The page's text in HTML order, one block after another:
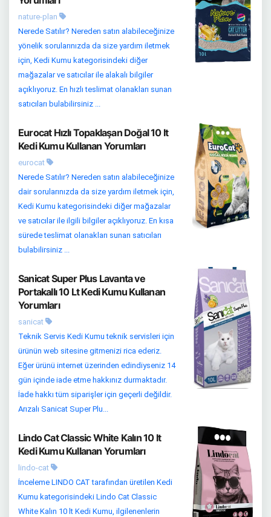
nature-plan
Nerede Satılır? Nereden satın alabileceğinize
yönelik sorularınızda da size yardım iletmek
için, Kedi Kumu kategorisindeki diğer
mağazalar ve satıcılar ile alakalı bilgiler
açıklıyoruz. En hızlı teslimat olanakları sunan
satıcıları bulabilirsiniz ...
Eurocat Hızlı Topaklaşan Doğal 10 lt
Kedi Kumu Kullanan Yorumları
eurocat
Nerede Satılır? Nereden satın alabileceğinize
dair sorularınızda da size yardım iletmek için,
Kedi Kumu kategorisindeki diğer mağazalar
ve satıcılar ile ilgili bilgiler açıklıyoruz. En kısa
sürede teslimat olanakları sunan satıcıları
bulabilirsiniz ...
Sanicat Super Plus Lavanta ve
Portakallı 10 Lt Kedi Kumu Kullanan
Yorumları
sanicat
Teknik Servis Kedi Kumu teknik servisleri için
ürünün web sitesine gitmenizi rica ederiz.
Eğer ürünü internet üzerinden edindiyseniz 14
gün içinde iade etme hakkınız durmaktadır.
İade hakkı tüm siparişler için geçerli değildir.
Arızalı Sanicat Super Plu...
Lindo Cat Classic White Kalın 10 lt
Kedi Kumu Kullanan Yorumları
lindo-cat
İnceleme LINDO CAT tarafından üretilen Kedi
Kumu kategorisindeki Lindo Cat Classic
White Kalın 10 lt Kedi Kumu, ilgilenenlerin